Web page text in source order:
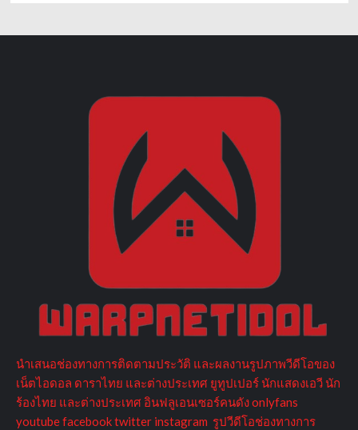
นำเสนอช่องทางการติดตามประวัติ และผลงานรูปภาพวีดีโอของ
เน็ตไอดอล ดาราไทย และต่างประเทศ ยูทูปเปอร์ นักแสดงเอวี นัก
ร้องไทย และต่างประเทศ อินฟลูเอนเซอร์คนดัง onlyfans
youtube facebook twitter instagram รูปวีดีโอช่องทางการ